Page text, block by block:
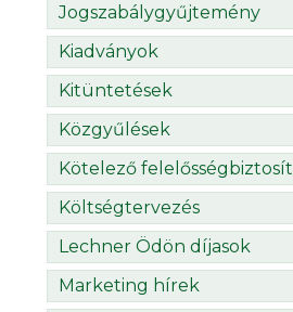
Jogszabálygyűjtemény
Kiadványok
Kitüntetések
Közgyűlések
Kötelező
Költségtervezés
Lechner Ödön díjasok
Marketing hírek